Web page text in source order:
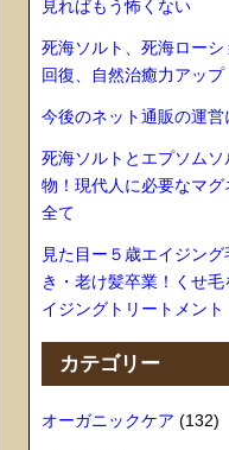
見ればもう怖くない
死海ソルト、死海ローシ
回復、自然治癒力アップ
今後のネット通販の運営
死海ソルトとエプソムソ
物！現代人に必要なマグ
全て
見た目ー５歳エイジン
き・老け髪卒業！くせ毛
イジングトリートメント
カテゴリー
オーガニックケア (132)